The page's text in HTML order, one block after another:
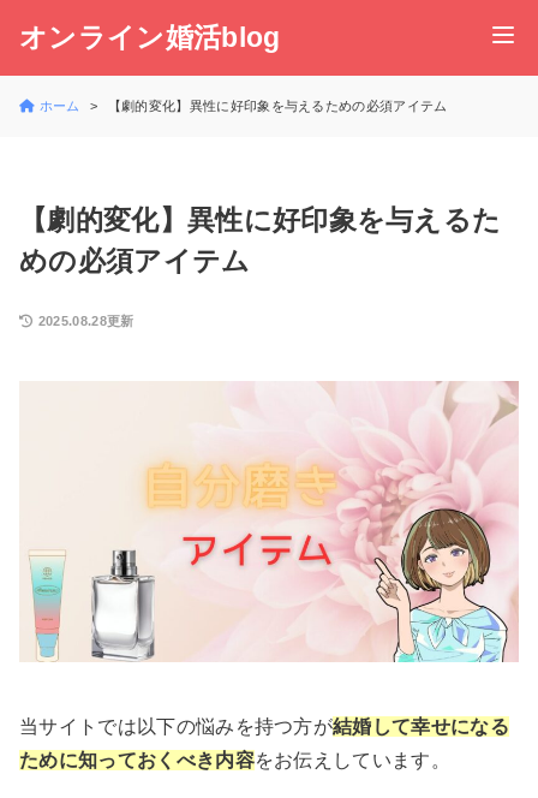
オンライン婚活blog
ホーム 【劇的変化】異性に好印象を与えるための必須アイテム
【劇的変化】異性に好印象を与えるた
めの必須アイテム
2025.08.28更新
当サイトでは以下の悩みを持つ方が結婚して幸せになる
ために知っておくべき内容をお伝えしています。